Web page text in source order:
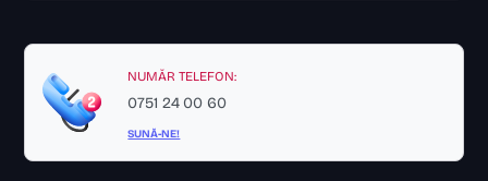
NUMĂR TELEFON:
0751 24 00 60
SUNĂ-NE!